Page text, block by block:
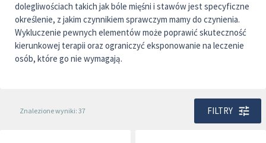
dolegliwościach takich jak bóle mięśni i stawów jest specyficzne
określenie, z jakim czynnikiem sprawczym mamy do czynienia.
Wykluczenie pewnych elementów może poprawić skuteczność
kierunkowej terapii oraz ograniczyć eksponowanie na leczenie
osób, które go nie wymagają.
Znalezione wyniki: 37 FILTRY